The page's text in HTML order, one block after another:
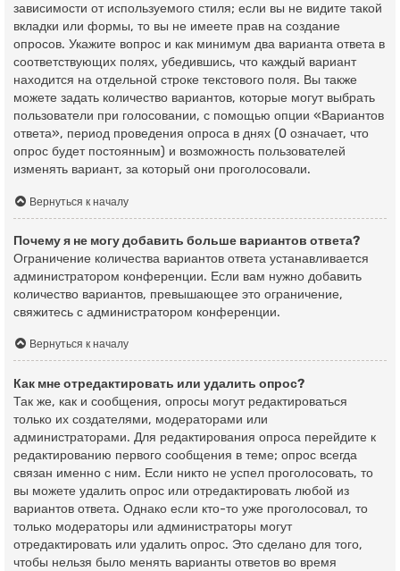
зависимости от используемого стиля; если вы не видите такой
вкладки или формы, то вы не имеете прав на создание
опросов. Укажите вопрос и как минимум два варианта ответа в
соответствующих полях, убедившись, что каждый вариант
находится на отдельной строке текстового поля. Вы также
можете задать количество вариантов, которые могут выбрать
пользователи при голосовании, с помощью опции «Вариантов
ответа», период проведения опроса в днях (0 означает, что
опрос будет постоянным) и возможность пользователей
изменять вариант, за который они проголосовали.
Вернуться к началу
Почему я не могу добавить больше вариантов ответа?
Ограничение количества вариантов ответа устанавливается
администратором конференции. Если вам нужно добавить
количество вариантов, превышающее это ограничение,
свяжитесь с администратором конференции.
Вернуться к началу
Как мне отредактировать или удалить опрос?
Так же, как и сообщения, опросы могут редактироваться
только их создателями, модераторами или
администраторами. Для редактирования опроса перейдите к
редактированию первого сообщения в теме; опрос всегда
связан именно с ним. Если никто не успел проголосовать, то
вы можете удалить опрос или отредактировать любой из
вариантов ответа. Однако если кто-то уже проголосовал, то
только модераторы или администраторы могут
отредактировать или удалить опрос. Это сделано для того,
чтобы нельзя было менять варианты ответов во время